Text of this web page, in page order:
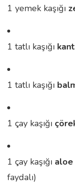
1 yemek kaşığı
1 tatlı kaşığı
1 tatlı kaşığı
1 çay kaşığı
1 çay kaşığı
faydalı)